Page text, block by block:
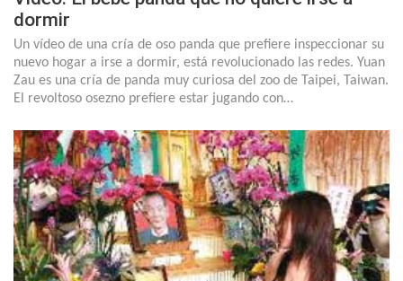
dormir
Un vídeo de una cría de oso panda que prefiere inspeccionar su
nuevo hogar a irse a dormir, está revolucionado las redes. Yuan
Zau es una cría de panda muy curiosa del zoo de Taipei, Taiwan.
El revoltoso osezno prefiere estar jugando con…